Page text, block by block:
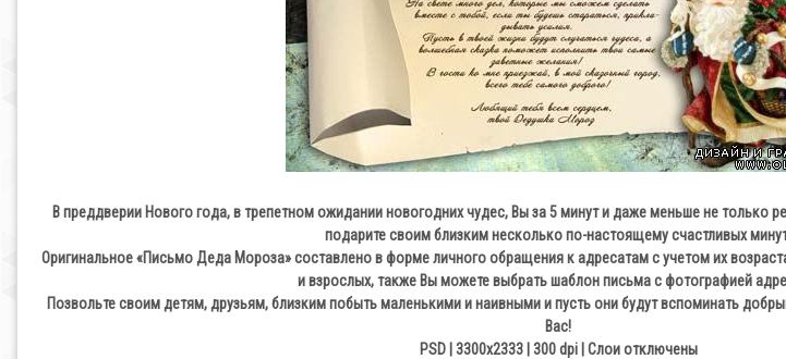
В преддверии Нового года, в трепетном ожидании новогодних чудес, Вы за 5 минут и даже меньше не только
подарите своим близким несколько по-настоящему счастливых
Оригинальное «Письмо Деда Мороза» составлено в форме личного обращения к адресатам с учетом их
и взрослых, также Вы можете выбрать шаблон письма с фотографией
Позвольте своим детям, друзьям, близким побыть маленькими и наивными и пусть они будут вспоминать
Вас!
PSD | 3300x2333 | 300 dpi | Слои отключены